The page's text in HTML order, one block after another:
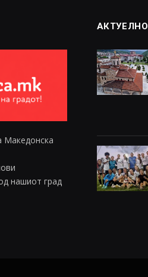
Македонска
нашиот град
АКТУЕЛНО